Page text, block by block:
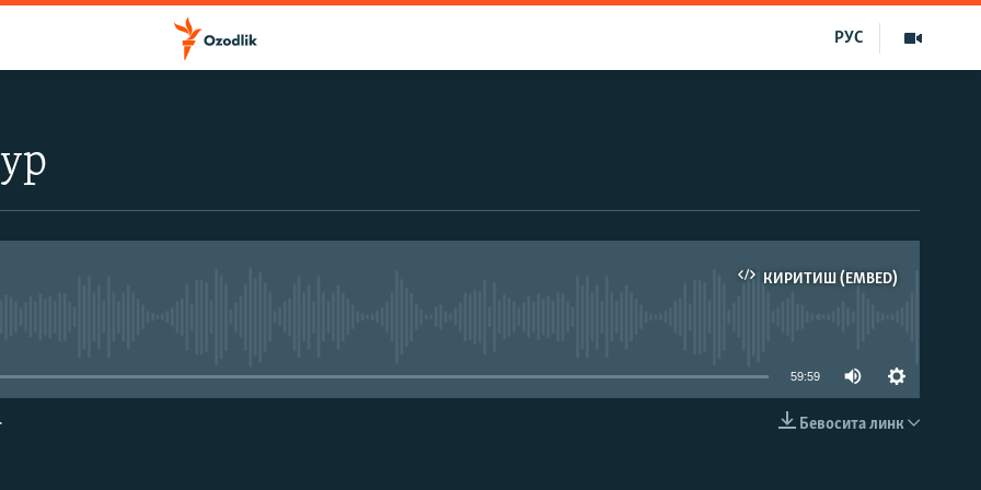
РУС
КИРИТИШ (EMBED)
59:59
Бевосита линк